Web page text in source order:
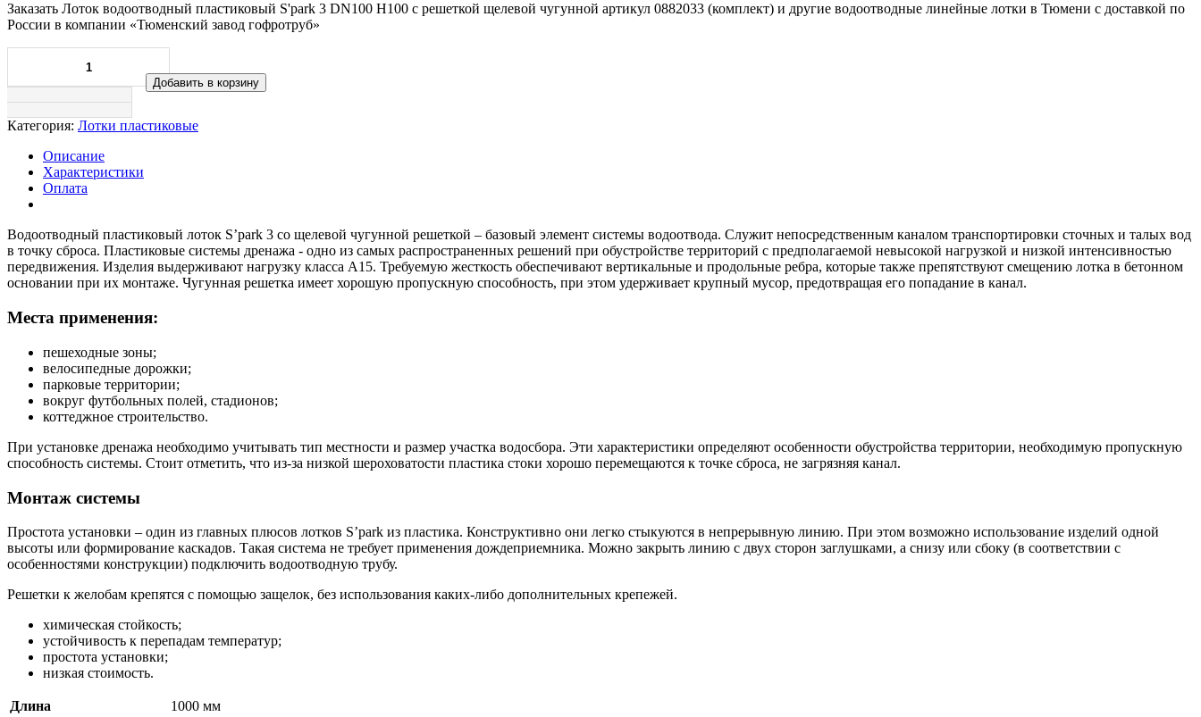
Заказать Лоток водоотводный пластиковый S'park 3 DN100 H100 с решеткой щелевой чугунной артикул 0882033 (комплект) и другие водоотводные линейные лотки в Тюмени с доставкой по
России в компании «Тюменский завод гофротруб»
Добавить в корзину
Категория: Лотки пластиковые
Описание
Характеристики
Оплата
Водоотводный пластиковый лоток S’park 3 со щелевой чугунной решеткой – базовый элемент системы водоотвода. Служит непосредственным каналом транспортировки сточных и талых вод
в точку сброса. Пластиковые системы дренажа - одно из самых распространенных решений при обустройстве территорий с предполагаемой невысокой нагрузкой и низкой интенсивностью
передвижения. Изделия выдерживают нагрузку класса А15. Требуемую жесткость обеспечивают вертикальные и продольные ребра, которые также препятствуют смещению лотка в бетонном
основании при их монтаже. Чугунная решетка имеет хорошую пропускную способность, при этом удерживает крупный мусор, предотвращая его попадание в канал.
Места применения:
пешеходные зоны;
велосипедные дорожки;
парковые территории;
вокруг футбольных полей, стадионов;
коттеджное строительство.
При установке дренажа необходимо учитывать тип местности и размер участка водосбора. Эти характеристики определяют особенности обустройства территории, необходимую пропускную
способность системы. Стоит отметить, что из-за низкой шероховатости пластика стоки хорошо перемещаются к точке сброса, не загрязняя канал.
Монтаж системы
Простота установки – один из главных плюсов лотков S’park из пластика. Конструктивно они легко стыкуются в непрерывную линию. При этом возможно использование изделий одной
высоты или формирование каскадов. Такая система не требует применения дождеприемника. Можно закрыть линию с двух сторон заглушками, а снизу или сбоку (в соответствии с
особенностями конструкции) подключить водоотводную трубу.
Решетки к желобам крепятся с помощью защелок, без использования каких-либо дополнительных крепежей.
химическая стойкость;
устойчивость к перепадам температур;
простота установки;
низкая стоимость.
Длина
1000 мм